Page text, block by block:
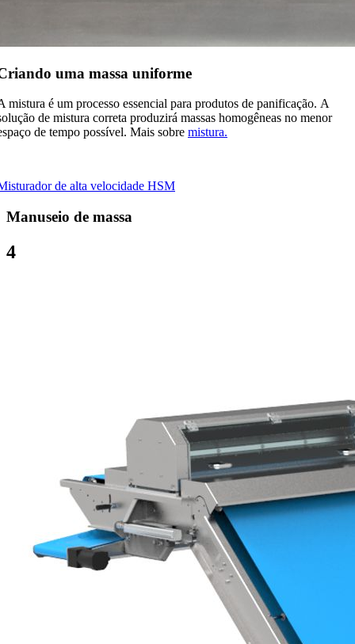
uma massa uniforme
mistura é um processo essencial para produtos de panificação. A
de mistura correta produzirá massas homogêneas no menor
de tempo possível. Mais sobre mistura.
de alta velocidade HSM
Manuseio de massa
4